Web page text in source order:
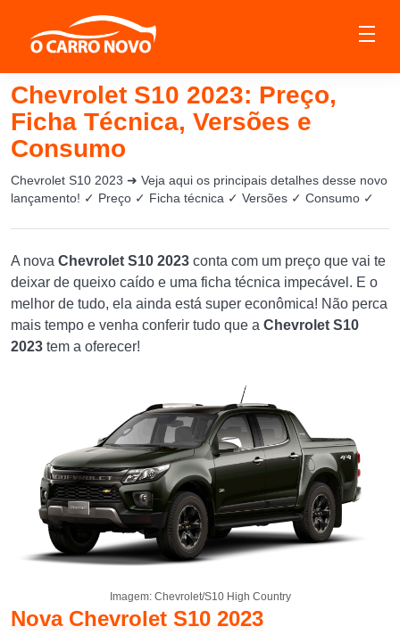
Chevrolet S10 2023: Preço,
Ficha Técnica, Versões e
Consumo
Chevrolet S10 2023 ➜ Veja aqui os principais detalhes desse novo
lançamento! ✓ Preço ✓ Ficha técnica ✓ Versões ✓ Consumo ✓
A nova Chevrolet S10 2023 conta com um preço que vai te
deixar de queixo caído e uma ficha técnica impecável. E o
melhor de tudo, ela ainda está super econômica! Não perca
mais tempo e venha conferir tudo que a Chevrolet S10
2023 tem a oferecer!
Imagem: Chevrolet/S10 High Country
Nova Chevrolet S10 2023